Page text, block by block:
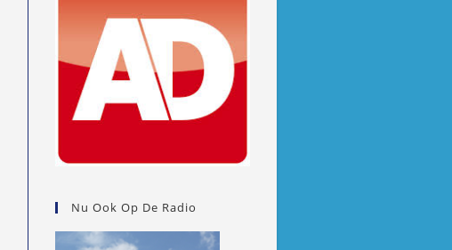
Nu Ook Op De Radio